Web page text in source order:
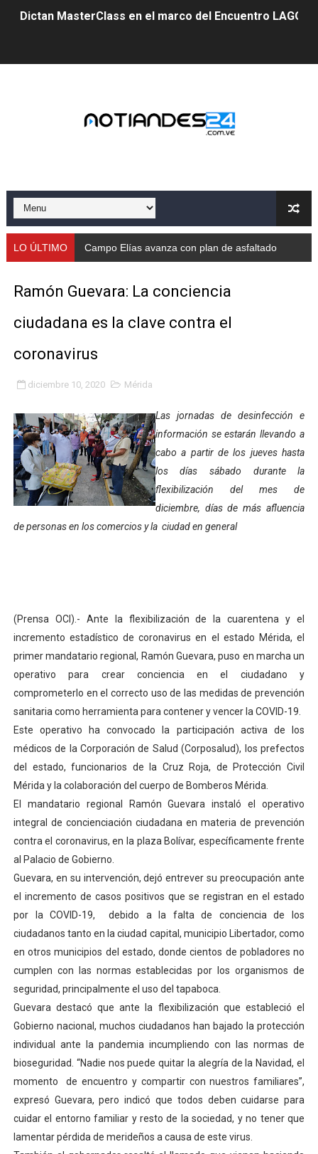
Dictan MasterClass en el marco del Encuentro LAGO
Gobernador Arnaldo Sánchez apadrina a más de 993
Mérida fortalece su reserva deportiva de cara a
Gobernación de Mérida instalará mesa de trabajo con
Instituto Nacional de Nutrición celebra Semana
Gobernación de Mérida fortalece el desarrollo
Corposalud inició talleres para aspirantes al curso de
Fortalecen formación académica de médicos en
Fundecem inició con éxito el taller vacacional de
El Lactario del Iahula celebra la Semana Mundial de la
Plan Vacacional "Venezuela Ríe 2026" brinda
Iniciación al yoga reúne a diversos clubes deportivos
Mincomunas impulsa el autogobierno en Mérida con
Expertos inspeccionan espacios del OAN para la
LO ÚLTIMO Campo Elías avanza con plan de asfaltado
Ramón Guevara: La conciencia
ciudadana es la clave contra el
coronavirus
diciembre 10, 2020 Mérida
Las jornadas de desinfección e
información se estarán llevando a
cabo a partir de los jueves hasta
los días sábado durante la
flexibilización del mes de
diciembre, días de más afluencia
de personas en los comercios y la ciudad en general
(Prensa OCI).- Ante la flexibilización de la cuarentena y el
incremento estadístico de coronavirus en el estado Mérida, el
primer mandatario regional, Ramón Guevara, puso en marcha un
operativo para crear conciencia en el ciudadano y
comprometerlo en el correcto uso de las medidas de prevención
sanitaria como herramienta para contener y vencer la COVID-19.
Este operativo ha convocado la participación activa de los
médicos de la Corporación de Salud (Corposalud), los prefectos
del estado, funcionarios de la Cruz Roja, de Protección Civil
Mérida y la colaboración del cuerpo de Bomberos Mérida.
El mandatario regional Ramón Guevara instaló el operativo
integral de concienciación ciudadana en materia de prevención
contra el coronavirus, en la plaza Bolívar, específicamente frente
al Palacio de Gobierno.
Guevara, en su intervención, dejó entrever su preocupación ante
el incremento de casos positivos que se registran en el estado
por la COVID-19, debido a la falta de conciencia de los
ciudadanos tanto en la ciudad capital, municipio Libertador, como
en otros municipios del estado, donde cientos de pobladores no
cumplen con las normas establecidas por los organismos de
seguridad, principalmente el uso del tapaboca.
Guevara destacó que ante la flexibilización que estableció el
Gobierno nacional, muchos ciudadanos han bajado la protección
individual ante la pandemia incumpliendo con las normas de
bioseguridad. “Nadie nos puede quitar la alegría de la Navidad, el
momento de encuentro y compartir con nuestros familiares”,
expresó Guevara, pero indicó que todos deben cuidarse para
cuidar el entorno familiar y resto de la sociedad, y no tener que
lamentar pérdida de merideños a causa de este virus.